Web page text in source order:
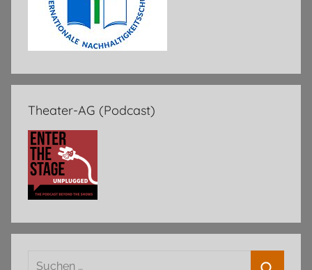
Theater-AG (Podcast)
Suchen